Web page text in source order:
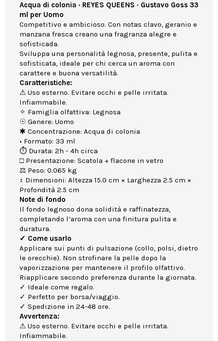
Acqua di colonia · REYES QUEENS · Gustavo Goss 33
ml per Uomo
Competitivo e ambicioso. Con notas clavo, geranio e
manzana fresca creano una fragranza alegre e
sofisticada.
Sviluppa una personalità legnosa, presente, pulita e
sofisticata, ideale per chi cerca un aroma con
carattere e buona versatilità.
Caratteristiche:
⚠ Uso esterno. Evitare occhi e pelle irritata.
Infiammabile.
✧ Famiglia olfattiva: Legnosa
☉ Genere: Uomo
✱ Concentrazione: Acqua di colonia
• Formato: 33 ml
⏱ Durata: 2h - 4h circa
□ Presentazione: Scatola + flacone in vetro
⚖ Peso: 0.065 kg
↕ Dimensioni: Altezza 15.0 cm × Larghezza 2.5 cm ×
Profondità 2.5 cm
Note di fondo
Il fondo legnoso dona solidità e raffinatezza,
completando l’aroma con una finitura pulita e
duratura.
✓ Come usarlo
Applicare sui punti di pulsazione (collo, polsi, dietro
le orecchie). Non strofinare la pelle dopo la
vaporizzazione per mantenere il profilo olfattivo.
Riapplicare secondo preferenza durante la giornata.
✓ Ideale come regalo.
✓ Perfetto per borsa/viaggio.
✓ Spedizione in 24-48 ore.
Avvertenza:
⚠ Uso esterno. Evitare occhi e pelle irritata.
Infiammabile.